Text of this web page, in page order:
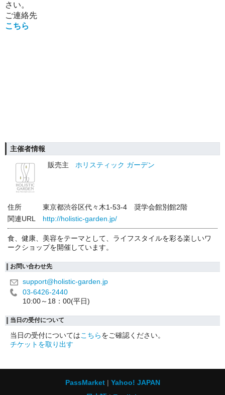
さい。
ご連絡先
こちら
主催者情報
販売主
ホリスティック ガーデン
住所
東京都渋谷区代々木1-53-4 奨学会館別館2階
関連URL
http://holistic-garden.jp/
食、健康、美容をテーマとして、ライフスタイルを彩る楽しいワ
ークショップを開催しています。
お問い合わせ先
support@holistic-garden.jp
03-6426-2440
10:00～18：00(平日)
当日の受付について
当日の受付についてはこちらをご確認ください。
チケットを取り出す
PassMarket
Yahoo! JAPAN